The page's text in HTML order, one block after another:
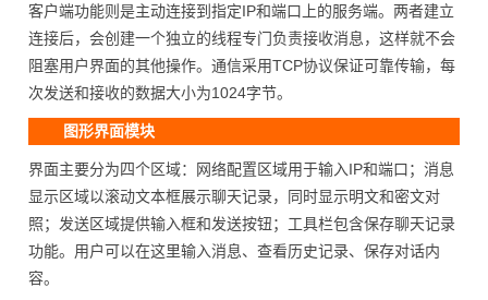
客户端功能则是主动连接到指定IP和端口上的服务端。两者建立
连接后，会创建一个独立的线程专门负责接收消息，这样就不会
阻塞用户界面的其他操作。通信采用TCP协议保证可靠传输，每
次发送和接收的数据大小为1024字节。
图形界面模块
界面主要分为四个区域：网络配置区域用于输入IP和端口；消息
显示区域以滚动文本框展示聊天记录，同时显示明文和密文对
照；发送区域提供输入框和发送按钮；工具栏包含保存聊天记录
功能。用户可以在这里输入消息、查看历史记录、保存对话内
容。